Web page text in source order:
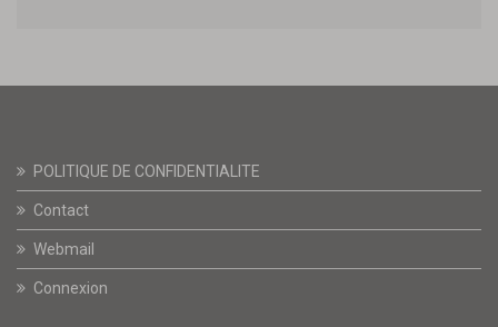
POLITIQUE DE CONFIDENTIALITE
Contact
Webmail
Connexion